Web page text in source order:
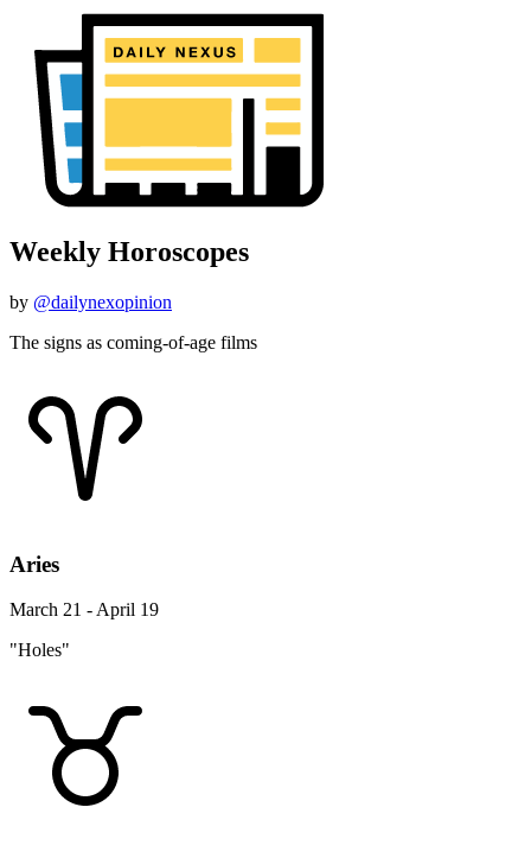
Weekly Horoscopes
by @dailynexopinion
The signs as coming-of-age films
Aries
March 21 - April 19
"Holes"